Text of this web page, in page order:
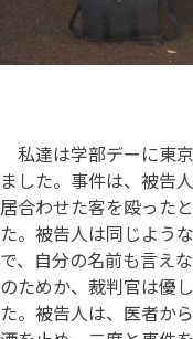
私達は学部デーに東
ました。事件は、被告
居合わせた客を殴った
た。被告人は同じよう
で、自分の名前も言え
のためか、裁判官は優
た。被告人は、医者か